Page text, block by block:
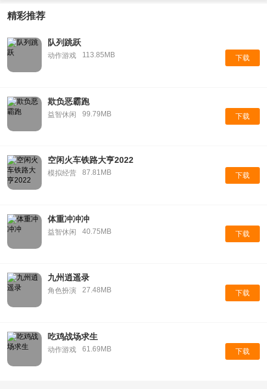
精彩推荐
队列跳跃
动作游戏 113.85MB 下载
欺负恶霸跑
益智休闲 99.79MB 下载
空闲火车铁路大亨2022
模拟经营 87.81MB 下载
体重冲冲冲
益智休闲 40.75MB 下载
九州逍遥录
角色扮演 27.48MB 下载
吃鸡战场求生
动作游戏 61.69MB 下载